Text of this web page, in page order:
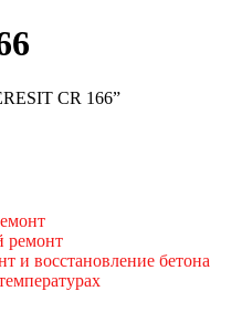
CR 166”
ремонт
и восстановление бетона